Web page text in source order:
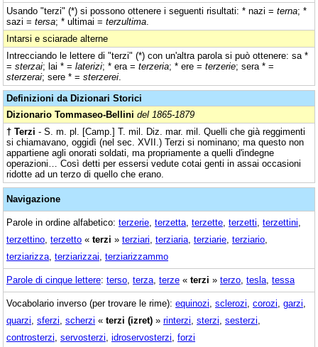
Usando "terzi" (*) si possono ottenere i seguenti risultati: * nazi = terna; *
sazi = tersa; * ultimai = terzultima
Intarsi e sciarade alterne
Intrecciando le lettere di "terzi" (*) con un'altra parola si può ottenere: sa *
= sterzai; lai * = laterizi; * era = terzeria; * ere = terzerie; sera * =
sterzerai; sere * = sterzerei
Definizioni da Dizionari Storici
Dizionario Tommaseo-Bellini del 1865-1879
† Terzi - S. m. pl. [Camp.] T. mil. Diz. mar. mil. Quelli che già reggimenti
si chiamavano, oggidì (nel sec. XVII.) Terzi si nominano; ma questo non
appartiene agli onorati soldati, ma propriamente a quelli d'indegne
operazioni… Così detti per essersi vedute cotai genti in assai occasioni
ridotte ad un terzo di quello che erano.
Navigazione
Parole in ordine alfabetico: terzerie terzetta terzette terzetti terzettini
terzettino terzetto « terzi » terziari terziaria terziarie terziario
terziarizza terziarizzai terziarizzammo
Parole di cinque lettere: terso terza terze « terzi » terzo tesla tessa
Vocabolario inverso (per trovare le rime): equinozi sclerozi corozi garzi
quarzi sferzi scherzi « terzi (izret) » rinterzi sterzi sesterzi
controsterzi servosterzi idroservosterzi forzi